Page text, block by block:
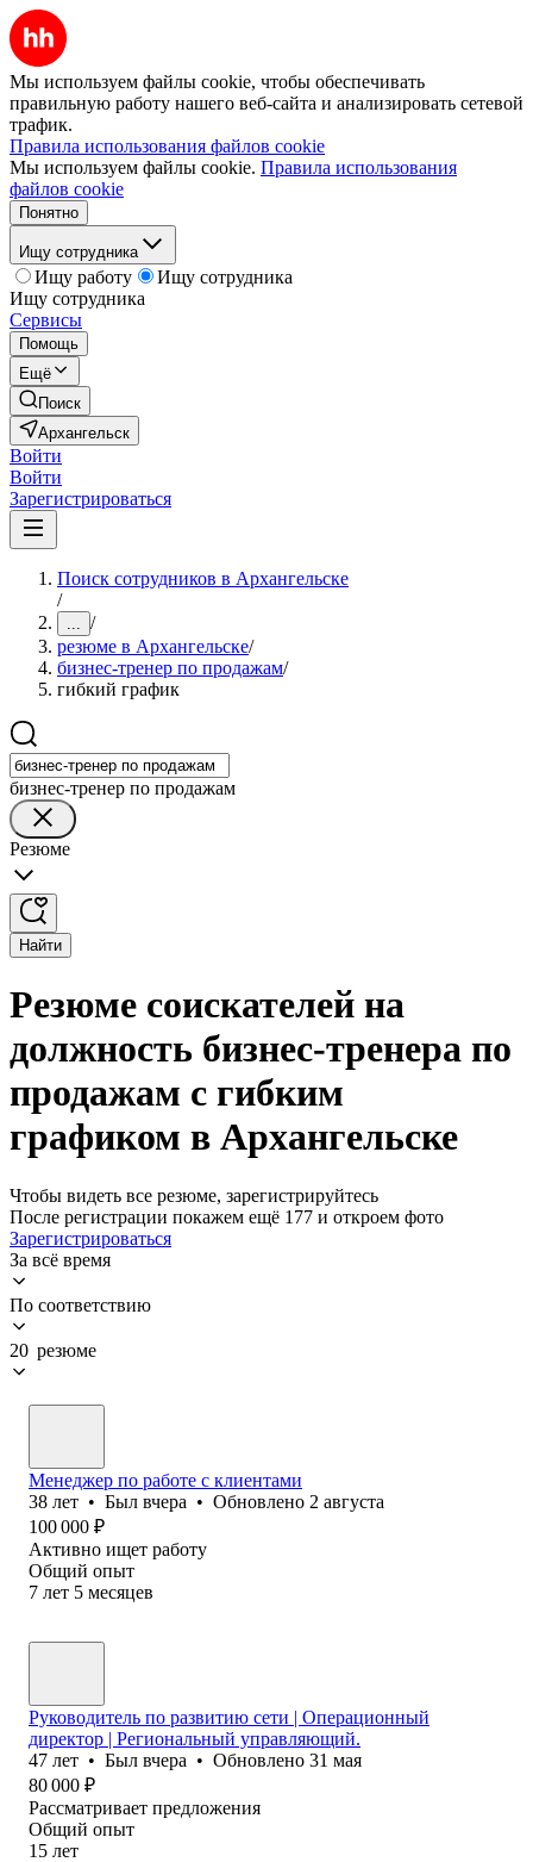
Мы используем файлы cookie, чтобы обеспечивать
правильную работу нашего веб-сайта и анализировать сетевой
трафик.
Правила использования файлов cookie
Мы используем файлы cookie. Правила использования
файлов cookie
Понятно
Ищу сотрудника
Ищу работу
Ищу сотрудника
Ищу сотрудника
Сервисы
Помощь
Ещё
Поиск
Архангельск
Войти
Войти
Зарегистрироваться
Поиск сотрудников в Архангельске
/
... /
резюме в Архангельске/
бизнес-тренер по продажам/
гибкий график
бизнес-тренер по продажам
Резюме
Найти
Резюме соискателей на
должность бизнес-тренера по
продажам с гибким
графиком в Архангельске
Чтобы видеть все резюме, зарегистрируйтесь
После регистрации покажем ещё 177 и откроем фото
Зарегистрироваться
За всё время
По соответствию
20 резюме
Менеджер по работе с клиентами
38 лет • Был вчера • Обновлено 2 августа
100 000 ₽
Активно ищет работу
Общий опыт
7 лет 5 месяцев
Руководитель по развитию сети | Операционный
директор | Региональный управляющий.
47 лет • Был вчера • Обновлено 31 мая
80 000 ₽
Рассматривает предложения
Общий опыт
15 лет